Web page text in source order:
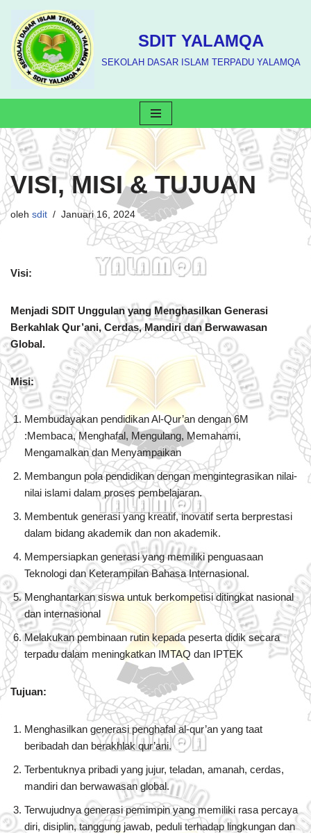
Lompat
ke
konten
SDIT YALAMQA
SEKOLAH DASAR ISLAM TERPADU YALAMQA
VISI, MISI & TUJUAN
oleh sdit Januari 16, 2024
Visi:
Menjadi SDIT Unggulan yang Menghasilkan Generasi
Berkahlak Qur’ani, Cerdas, Mandiri dan Berwawasan
Global.
Misi:
Membudayakan pendidikan Al-Qur’an dengan 6M
:Membaca, Menghafal, Mengulang, Memahami,
Mengamalkan dan Menyampaikan
Membangun pola pendidikan dengan mengintegrasikan nilai-
nilai islami dalam proses pembelajaran.
Membentuk generasi yang kreatif, inovatif serta berprestasi
dalam bidang akademik dan non akademik.
Mempersiapkan generasi yang memiliki penguasaan
Teknologi dan Keterampilan Bahasa Internasional.
Menghantarkan siswa untuk berkompetisi ditingkat nasional
dan internasional
Melakukan pembinaan rutin kepada peserta didik secara
terpadu dalam meningkatkan IMTAQ dan IPTEK
Tujuan:
Menghasilkan generasi penghafal al-qur’an yang taat
beribadah dan berakhlak qur’ani.
Terbentuknya pribadi yang jujur, teladan, amanah, cerdas,
mandiri dan berwawasan global.
Terwujudnya generasi pemimpin yang memiliki rasa percaya
diri, disiplin, tanggung jawab, peduli terhadap lingkungan dan